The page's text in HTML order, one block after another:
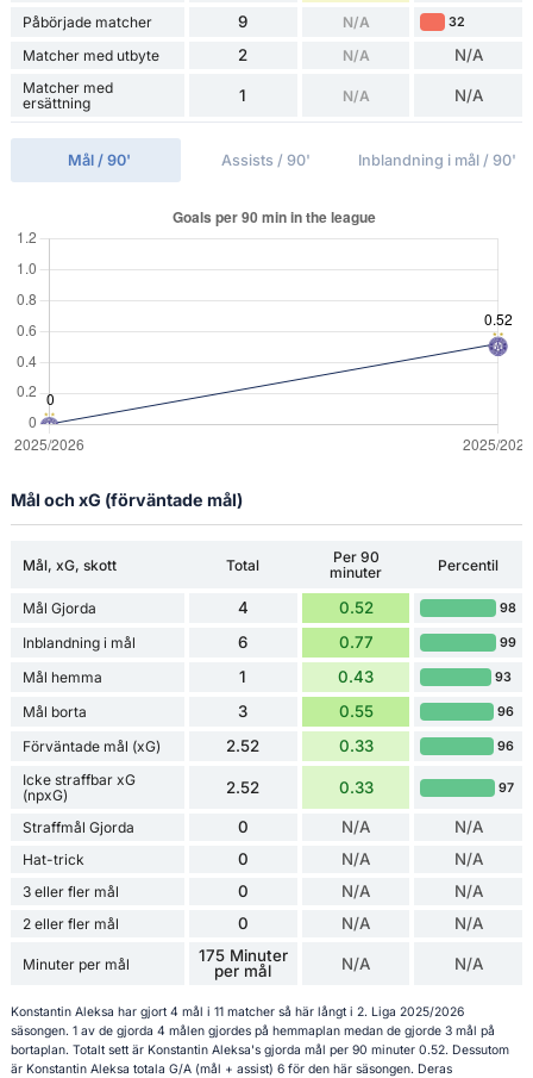
Påbörjade matcher 9 N/A 32
Matcher med utbyte 2 N/A N/A
Matcher med
ersättning
1 N/A N/A
Mål / 90' Assists / 90' Inblandning i mål / 90'
Mål och xG (förväntade mål)
Mål, xG, skott Total
Per 90
minuter
Percentil
Mål Gjorda 4 0.52 98
Inblandning i mål 6 0.77 99
Mål hemma 1 0.43 93
Mål borta 3 0.55 96
Förväntade mål (xG) 2.52 0.33 96
Icke straffbar xG
(npxG)
2.52 0.33 97
Straffmål Gjorda 0 N/A N/A
Hat-trick 0 N/A N/A
3 eller fler mål 0 N/A N/A
2 eller fler mål 0 N/A N/A
Minuter per mål
175 Minuter
per mål
N/A N/A
Konstantin Aleksa har gjort 4 mål i 11 matcher så här långt i 2. Liga 2025/2026
säsongen. 1 av de gjorda 4 målen gjordes på hemmaplan medan de gjorde 3 mål på
bortaplan. Totalt sett är Konstantin Aleksa's gjorda mål per 90 minuter 0.52. Dessutom
är Konstantin Aleksa totala G/A (mål + assist) 6 för den här säsongen. Deras